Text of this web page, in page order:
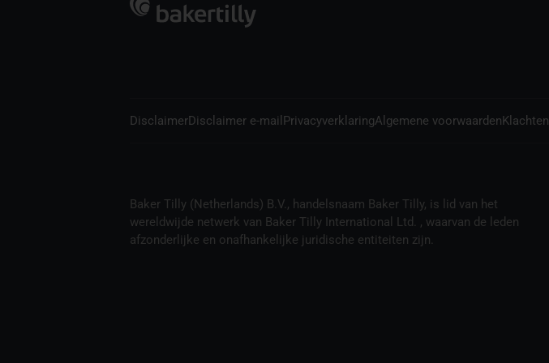
DisclaimerDisclaimer e-mail PrivacyverklaringAlgemene voorwaardenKlachten
Baker Tilly (Netherlands) B.V., handelsnaam Baker Tilly, is lid van het
wereldwijde netwerk van Baker Tilly International Ltd. , waarvan de leden
afzonderlijke en onafhankelijke juridische entiteiten zijn.